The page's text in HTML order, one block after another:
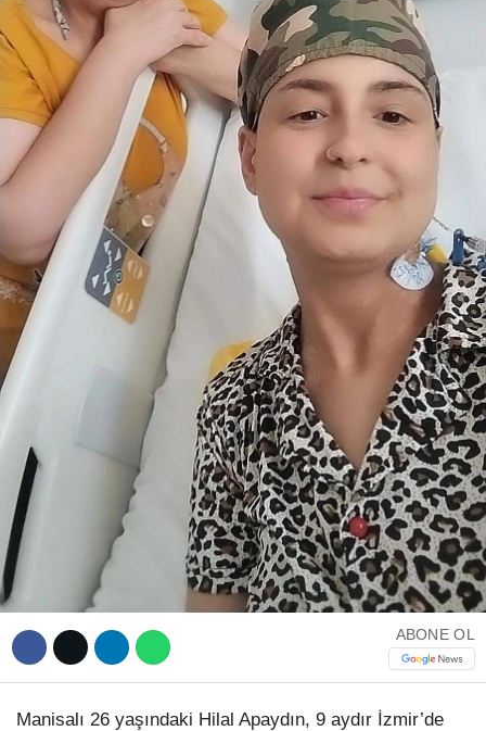
Instagram
Youtube
Telegram
ABONE OL
Manisalı 26 yaşındaki Hilal Apaydın, 9 aydır İzmir’de